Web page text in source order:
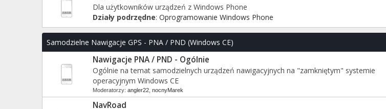
Dla użytkowników urządzeń z Windows Phone
Działy podrzędne:Oprogramowanie Windows Phone
Samodzielne Nawigacje GPS - PNA / PND (Windows CE)
Nawigacje PNA / PND - Ogólnie
Ogólnie na temat samodzielnych urządzeń nawigacyjnych na "zamkniętym" systemie
operacyjnym Windows CE
Moderatorzy:angler22 ,nocnyMarek
NavRoad